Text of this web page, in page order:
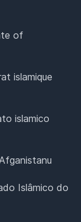
of
islamique
islamico
Islâmico do